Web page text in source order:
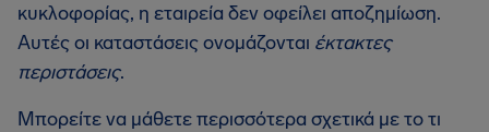
κυκλοφορίας, η εταιρεία δεν οφείλει αποζημίωση.
Αυτές οι καταστάσεις ονομάζονται έκτακτες
περιστάσεις.
Μπορείτε να μάθετε περισσότερα σχετικά με το τι